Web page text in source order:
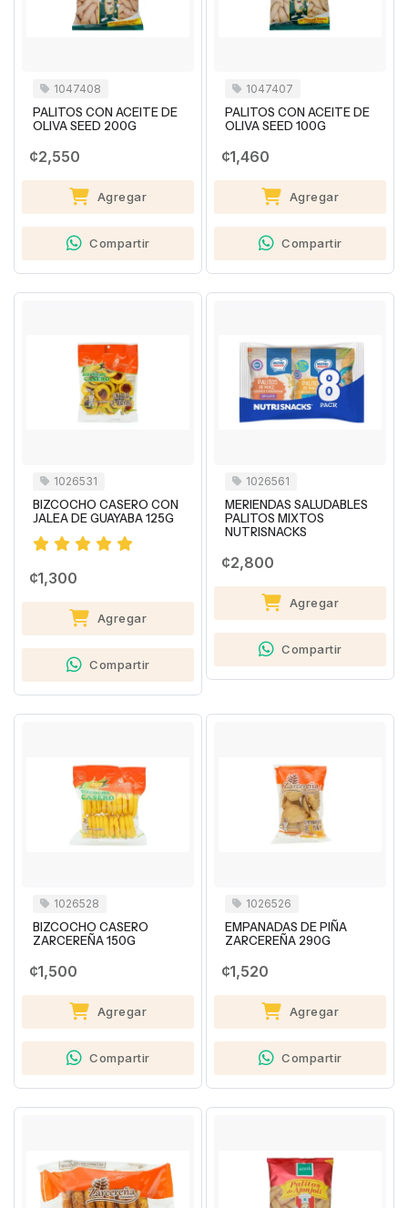
1047408
PALITOS CON ACEITE DE
OLIVA SEED 200G
¢2,550
Agregar
Compartir
1047407
PALITOS CON ACEITE DE
OLIVA SEED 100G
¢1,460
Agregar
Compartir
1026531
BIZCOCHO CASERO CON
JALEA DE GUAYABA 125G
¢1,300
Agregar
Compartir
1026561
MERIENDAS SALUDABLES
PALITOS MIXTOS
NUTRISNACKS
¢2,800
Agregar
Compartir
1026528
BIZCOCHO CASERO
ZARCEREÑA 150G
¢1,500
Agregar
Compartir
1026526
EMPANADAS DE PIÑA
ZARCEREÑA 290G
¢1,520
Agregar
Compartir